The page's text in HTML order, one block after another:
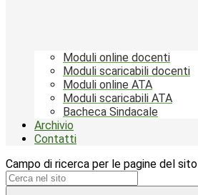
Moduli online docenti
Moduli scaricabili docenti
Moduli online ATA
Moduli scaricabili ATA
Bacheca Sindacale
Archivio
Contatti
Campo di ricerca per le pagine del sito